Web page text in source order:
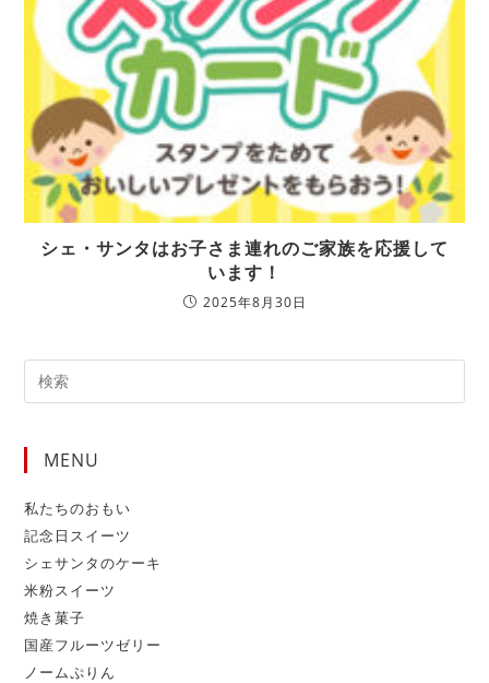
シェ・サンタはお子さま連れのご家族を応援して
います！
2025年8月30日
MENU
私たちのおもい
記念日スイーツ
シェサンタのケーキ
米粉スイーツ
焼き菓子
国産フルーツゼリー
ノームぷりん